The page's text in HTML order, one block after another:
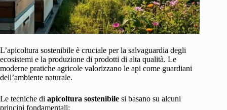
L’apicoltura sostenibile è cruciale per la salvaguardia degli
ecosistemi e la produzione di prodotti di alta qualità. Le
moderne pratiche agricole valorizzano le api come guardiani
dell’ambiente naturale.
Le tecniche di apicoltura sostenibile si basano su alcuni
principi fondamentali: